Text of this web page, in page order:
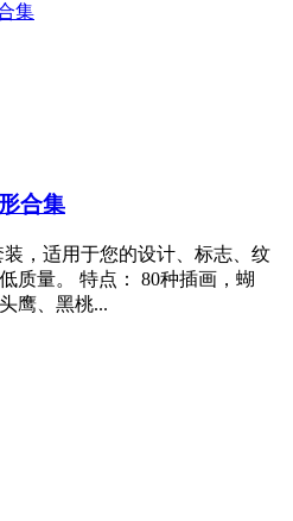
合集
装，适用于您的设计、标志、纹
质量。 特点： 80种插画，蝴
鹰、黑桃...